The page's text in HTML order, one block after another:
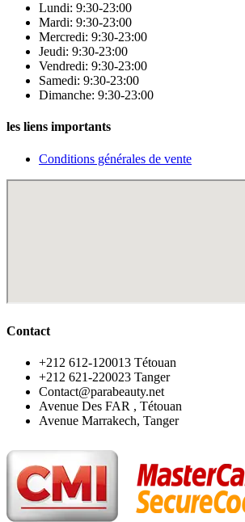
Lundi: 9:30-23:00
Mardi: 9:30-23:00
Mercredi: 9:30-23:00
Jeudi: 9:30-23:00
Vendredi: 9:30-23:00
Samedi: 9:30-23:00
Dimanche: 9:30-23:00
les liens importants
Conditions générales de vente
Contact
‪+212 612-120013 Tétouan
‪+212 621-220023 Tanger
Contact@parabeauty.net
Avenue Des FAR , Tétouan
Avenue Marrakech, Tanger